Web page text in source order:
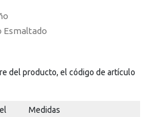
del producto, el código de artículo
Medidas